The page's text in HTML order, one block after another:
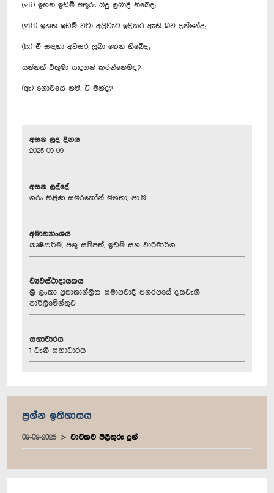
(vii) ඉහත ඉඩම් අතුරු බදු ලබාදී තිබේද;
(viii) ඉහත ඉඩම් වටා අලිවැට ඉදිකර ඇති බව දන්නේද;
(ix) ඒ සඳහා අවසර ලබා ගෙන තිබේද;
යන්නත් එතුමා සඳහන් කරන්නෙහිද?
(ඇ) නොඑසේ නම්, ඒ මන්ද?
අසන ලද දිනය
2025-09-09
අසන ලද්දේ
ගරු තිළිණ සමරකෝන් මහතා, පා.ම.
අමාත්‍යාංශය
කෘෂිකර්ම, පශු සම්පත්, ඉඩම් සහ වාරිමාර්ග
ව්‍යවස්ථාදායකය
ශ්‍රී ලංකා ප්‍රජාතාන්ත්‍රික සමාජවාදී ජනරජයේ දසවැනි
පාර්ලිමේන්තුව
සභාවාරය
1 වැනි සභාවාරය
ප්‍රශ්න ඉතිහාසය
09-09-2025 වාචිකව පිළිතුරු දුන්